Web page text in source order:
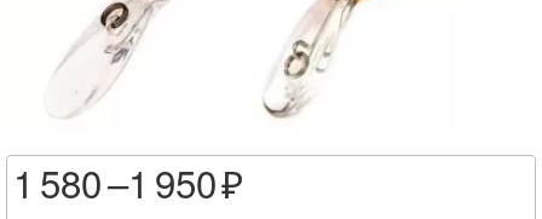
1 580 –1 950